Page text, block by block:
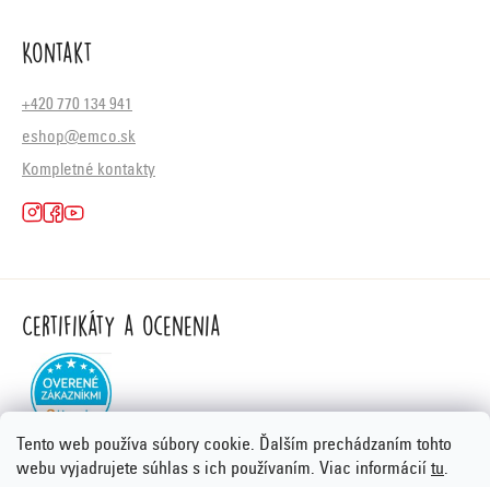
Tento web používa súbory cookie. Ďalším prechádzaním tohto
webu vyjadrujete súhlas s ich používaním. Viac informácií tu.
Kontakt
+420 770 134 941
eshop@emco.sk
Kompletné kontakty
Certifikáty a ocenenia